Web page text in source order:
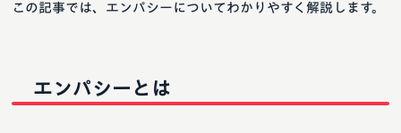
この記事では、エンパシーについてわかりやすく解説します。
エンパシーとは